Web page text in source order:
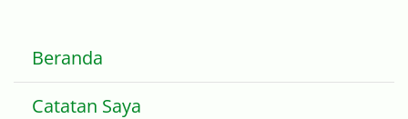
Beranda
Catatan Saya